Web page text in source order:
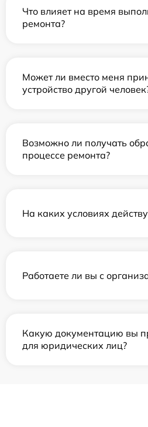
Что влияет на время
ремонта?
Может ли вместо меня
устройство другой
Возможно ли получать
процессе ремонта?
На каких условиях
Работаете ли вы с
Какую документацию вы
для юридических лиц?